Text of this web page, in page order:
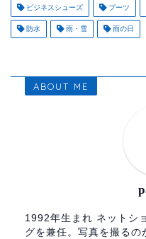
ビジネスシューズ ブーツ
防水 雨・雪 雨の日
ABOUT ME
1992年生まれ ネットシ
グを兼任。写真を撮る